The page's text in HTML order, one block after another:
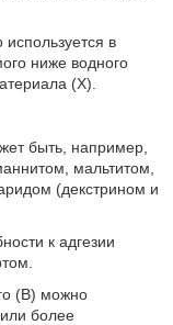
в
ниже водного
(X).
быть, например,
мальтитом,
(декстрином и
к адгезии
(B) можно
более